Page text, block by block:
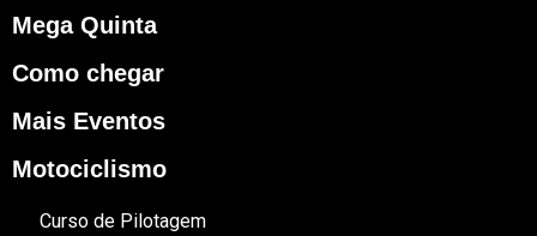
Mega Quinta
Como chegar
Mais Eventos
Motociclismo
Curso de Pilotagem